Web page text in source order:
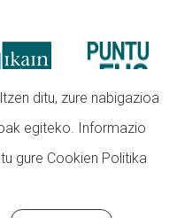
ditu, zure nabigazioa
egiteko. Informazio
gure Cookien Politika